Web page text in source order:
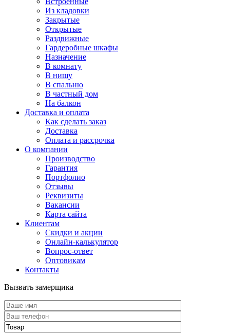
Из кладовки
Закрытые
Открытые
Раздвижные
Гардеробные шкафы
Назначение
В комнату
В нишу
В спальню
В частный дом
На балкон
Доставка и оплата
Как сделать заказ
Доставка
Оплата и рассрочка
О компании
Производство
Гарантия
Портфолио
Отзывы
Реквизиты
Вакансии
Карта сайта
Клиентам
Скидки и акции
Онлайн-калькулятор
Вопрос-ответ
Оптовикам
Контакты
Вызвать замерщика